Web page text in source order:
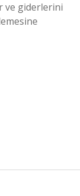
ve giderlerini